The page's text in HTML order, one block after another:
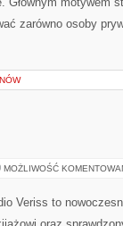
zarówno osoby
MOŻLIWOŚĆ
Veriss to